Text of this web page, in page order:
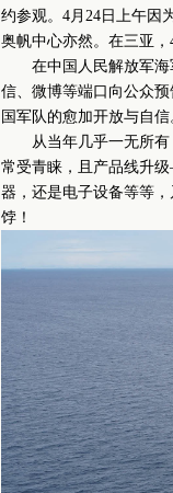
约参观。4月24日上午因
奥帆中心亦然。在三亚
在中国人民解放军海
信、微博等端口向公众
国军队的愈加开放与自信
从当年几乎一无所有
常受青睐，且产品线升
器，还是电子设备等等
饽！